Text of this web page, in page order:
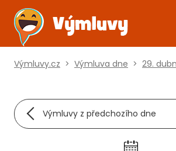
Výmluvy.cz > Výmluva dne > 29.
Výmluvy z předchozího dne